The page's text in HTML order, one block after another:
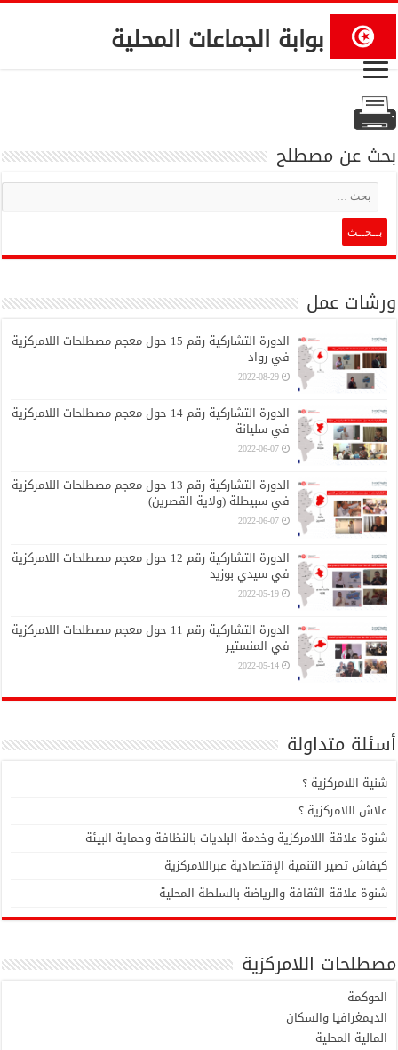
بوابة الجماعات المحلية
بحث عن مصطلح
ورشات عمل
الدورة التشاركية رقم 15 حول معجم مصطلحات اللامركزية
في رواد
2022-08-29
الدورة التشاركية رقم 14 حول معجم مصطلحات اللامركزية
في سليانة
2022-06-07
الدورة التشاركية رقم 13 حول معجم مصطلحات اللامركزية
في سبيطلة (ولاية القصرين)
2022-06-07
الدورة التشاركية رقم 12 حول معجم مصطلحات اللامركزية
في سيدي بوزيد
2022-05-19
الدورة التشاركية رقم 11 حول معجم مصطلحات اللامركزية
في المنستير
2022-05-14
أسئلة متداولة
شنية اللامركزية ؟
علاش اللامركزية ؟
شنوة علاقة اللامركزية وخدمة البلديات بالنظافة وحماية البيئة
كيفاش تصير التنمية الإقتصادية عبراللامركزية
شنوة علاقة الثقافة والرياضة بالسلطة المحلية
مصطلحات اللامركزية
الحوكمة
الديمغرافيا والسكان
المالية المحلية